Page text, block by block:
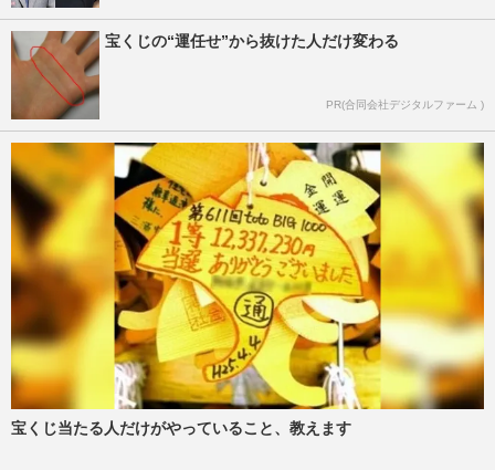
宝くじの“運任せ”から抜けた人だけ変わる
PR(合同会社デジタルファーム )
宝くじ当たる人だけがやっていること、教えます